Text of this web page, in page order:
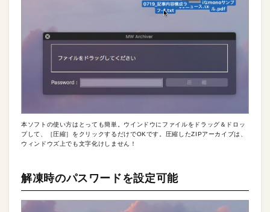
本ソフトの使い方はとっても簡単。ウインドウにファイルをドラッグ＆ドロッ
プして、［圧縮］をクリックするだけでOKです。圧縮したZIPアーカイブは、
ウィンドウズ上でも文字化けしません！
解凍時のパスワードを設定可能